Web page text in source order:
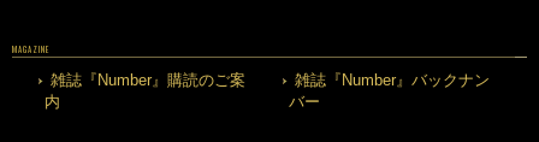
MAGAZINE
雑誌『Number』購読のご案
内
雑誌『Number』バックナン
バー